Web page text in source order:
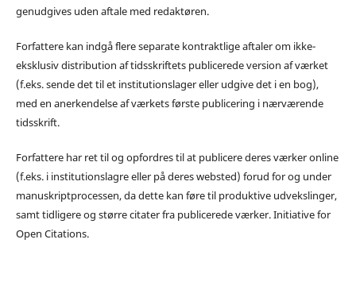
genudgives uden aftale med redaktøren.
Forfattere kan indgå flere separate kontraktlige aftaler om ikke-
eksklusiv distribution af tidsskriftets publicerede version af værket
(f.eks. sende det til et institutionslager eller udgive det i en bog),
med en anerkendelse af værkets første publicering i nærværende
tidsskrift.
Forfattere har ret til og opfordres til at publicere deres værker online
(f.eks. i institutionslagre eller på deres websted) forud for og under
manuskriptprocessen, da dette kan føre til produktive udvekslinger,
samt tidligere og større citater fra publicerede værker. Initiative for
Open Citations.